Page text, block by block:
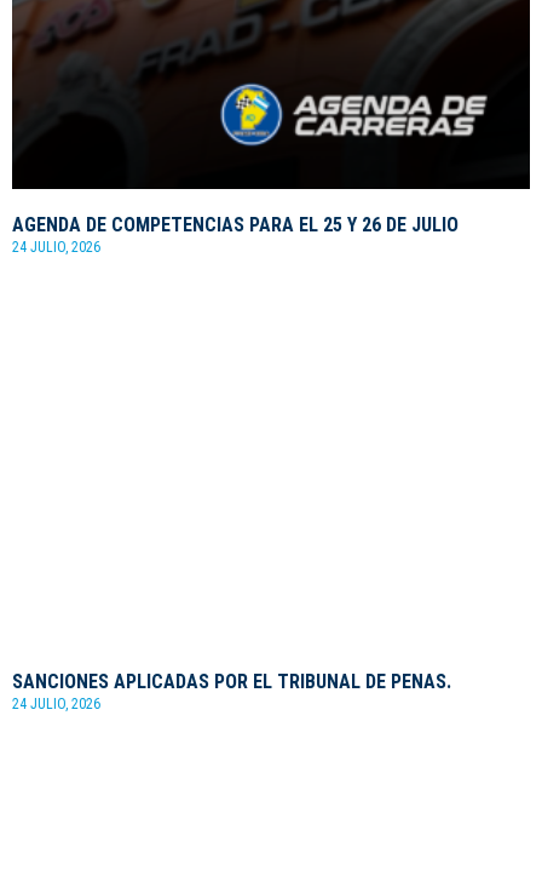
AGENDA DE COMPETENCIAS PARA EL 25 Y 26 DE JULIO
24 JULIO, 2026
SANCIONES APLICADAS POR EL TRIBUNAL DE PENAS.
24 JULIO, 2026